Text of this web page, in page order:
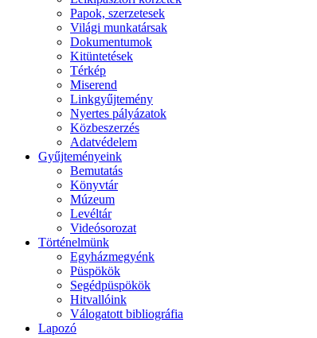
Papok, szerzetesek
Világi munkatársak
Dokumentumok
Kitüntetések
Térkép
Miserend
Linkgyűjtemény
Nyertes pályázatok
Közbeszerzés
Adatvédelem
Gyűjteményeink
Bemutatás
Könyvtár
Múzeum
Levéltár
Videósorozat
Történelmünk
Egyházmegyénk
Püspökök
Segédpüspökök
Hitvallóink
Válogatott bibliográfia
Lapozó